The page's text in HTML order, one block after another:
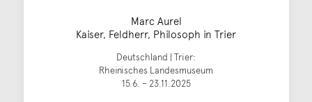
Marc Aurel
Kaiser, Feldherr, Philosoph in Trier
Deutschland | Trier:
Rheinisches Landesmuseum
15.6. – 23.11.2025